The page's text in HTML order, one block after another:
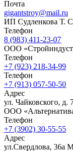
Почта
gigantstroy@mail.ru
ИП Судленкова Т.
Телефон
8 (983) 411-23-07
ООО
Телефон
+7 (923) 218-34-99
Телефон
+7 (913) 057-50-50
Адрес
ул. Чайковского, д.
ООО
Телефон
+7 (3902) 30-55-55
Адрес
ул.Свердлова, 36а